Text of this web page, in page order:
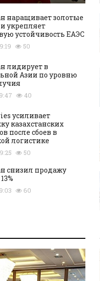
наращивает золотые
укрепляет
устойчивость ЕАЭС
50
лидирует в
Азии по уровню
40
усиливает
казахстанских
после сбоев в
логистике
50
снизил продажу
60